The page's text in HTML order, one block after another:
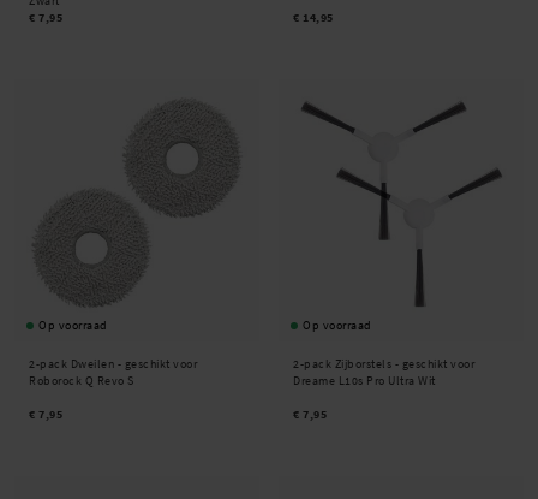
€ 7,95
€ 14,95
Op voorraad
2-pack Dweilen - geschikt voor
Roborock Q Revo S
€ 7,95
Op voorraad
2-pack Zijborstels - geschikt voor
Dreame L10s Pro Ultra Wit
€ 7,95